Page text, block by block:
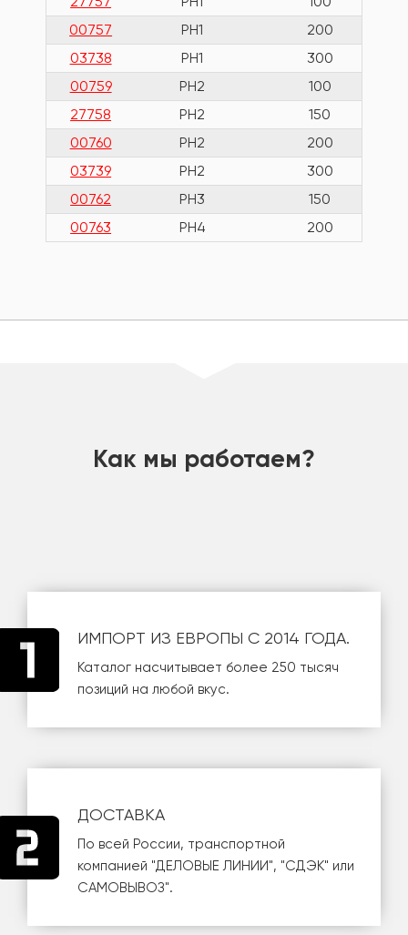
00757
PH1
200
03738
PH1
300
00759
PH2
100
27758
PH2
150
00760
PH2
200
03739
PH2
300
00762
PH3
150
00763
PH4 200
Как мы работаем?
ИМПОРТ ИЗ ЕВРОПЫ С 2014 ГОДА.
Каталог насчитывает более 250 тысяч
позиций на любой вкус.
ДОСТАВКА
По всей России, транспортной
компанией "ДЕЛОВЫЕ ЛИНИИ", "СДЭК" или
САМОВЫВОЗ".